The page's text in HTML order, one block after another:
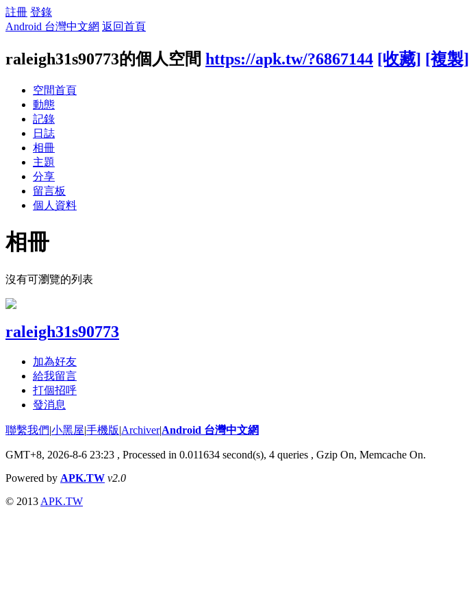
註冊 登錄
Android 台灣中文網 返回首頁
raleigh31s90773的個人空間 https://apk.tw/?6867144 [收藏] [複製]
空間首頁
動態
記錄
日誌
相冊
主題
分享
留言板
個人資料
相冊
沒有可瀏覽的列表
raleigh31s90773
加為好友
給我留言
打個招呼
發消息
聯繫我們|小黑屋|手機版|Archiver|Android 台灣中文網
GMT+8, 2026-8-6 23:23 , Processed in 0.011634 second(s), 4 queries , Gzip On, Memcache On.
Powered by APK.TW v2.0
© 2013 APK.TW